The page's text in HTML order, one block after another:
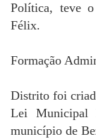
Política, teve
Félix.
Formação
Distrito foi
Lei Municipal
município de